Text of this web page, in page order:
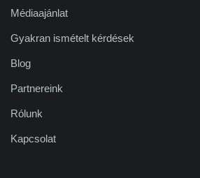
Médiaajánlat
Gyakran ismételt kérdések
Blog
Partnereink
Rólunk
Kapcsolat